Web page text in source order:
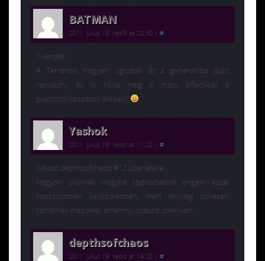
BATMAN
2011. július 18. hétfő at 20:30 #
1 kérdés:
A Terranok hogyan ugrottak át a generalsba bulit
rendezni, és ki hívta meg a mass effect-ből a
pusztítok/kaszások elődeit?
Yashok
2011. július 19. kedd at 11:22 #
Válasz depthsofchaos #12 üzenetére:
Nagyon örülnék hogyha tájékoztatnál engem ezzel
kapcsolatban későbbiekben, mert tényleg szívesen
csinálnék mapokat, amennyi szabad időm van.
depthsofchaos
2011. július 19. kedd at 14:28 #